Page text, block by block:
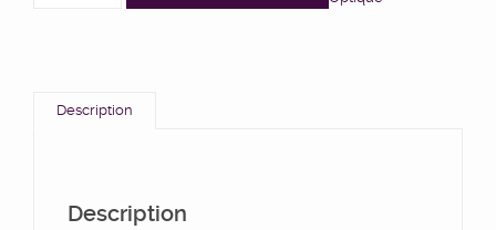
Description
Description